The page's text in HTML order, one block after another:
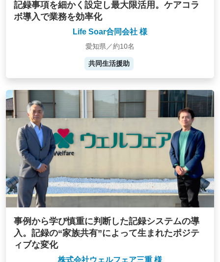
記録事項を細かく設定し最大限活用。ケアコラ
ボ導入で業務を効率化
Life Soar合同会社 様
愛知県／約10名
共同生活援助
事例から学び慎重に判断した記録システムの導
入。記録の“家族共有”によって生まれたポジテ
ィブな変化
株式会社ウェルフェア三重 様